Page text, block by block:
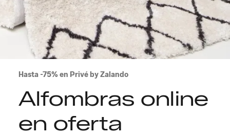
Hasta -75% en Privé by Zalando
Alfombras online
en oferta